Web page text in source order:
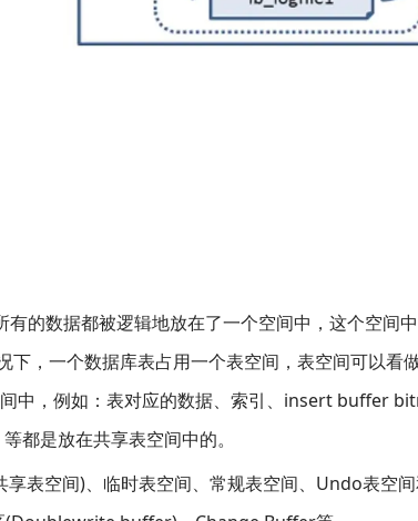
的数据都被逻辑地放在了一个空间中，这个空间
下，一个数据库表占用一个表空间，表空间可以看
中，例如：表对应的数据、索引、insert buffer
是放在共享表空间中的。
表空间)、临时表空间、常规表空间、Undo表空